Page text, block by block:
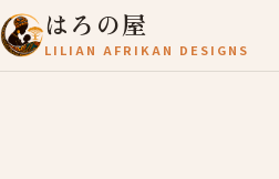
はろの屋
LILIAN AFRIKAN DESIGNS